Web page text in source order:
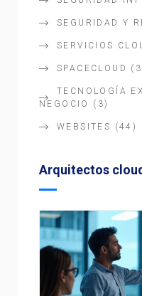
SEGURIDAD Y
SERVICIOS
SPACECLOUD
TECNOLOGÍA
NEGOCIO
(3)
WEBSITES (44)
Arquitectos